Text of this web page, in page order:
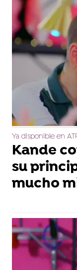
Ya disponible en
Kande
su
mucho